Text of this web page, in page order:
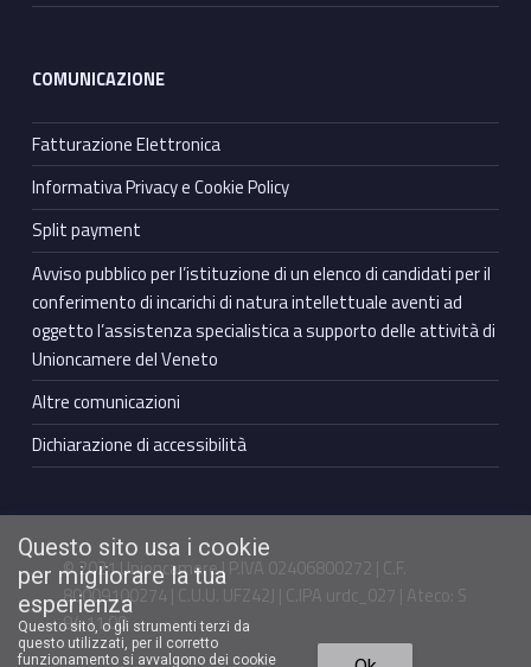
COMUNICAZIONE
Fatturazione Elettronica
Informativa Privacy e Cookie Policy
Split payment
Avviso pubblico per l’istituzione di un elenco di candidati per il
conferimento di incarichi di natura intellettuale aventi ad
oggetto l’assistenza specialistica a supporto delle attività di
Unioncamere del Veneto
Altre comunicazioni
Dichiarazione di accessibilità
© 2021 Unioncamere | P.IVA 02406800272 | C.F.
80009100274 | C.U.U. UFZ42J | C.IPA urdc_027 | Ateco: S
94.11.00
Questo sito usa i cookie
per migliorare la tua
esperienza
Questo sito, o gli strumenti terzi da
questo utilizzati, per il corretto
funzionamento si avvalgono dei cookie